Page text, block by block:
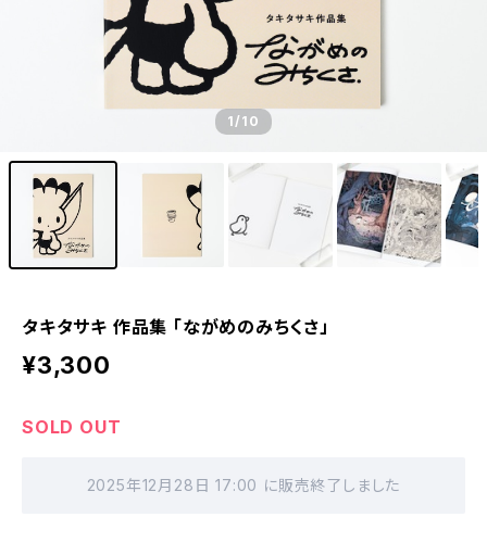
1/10
タキタサキ 作品集 「ながめのみちくさ」
¥3,300
SOLD OUT
2025年12月28日 17:00 に販売終了しました